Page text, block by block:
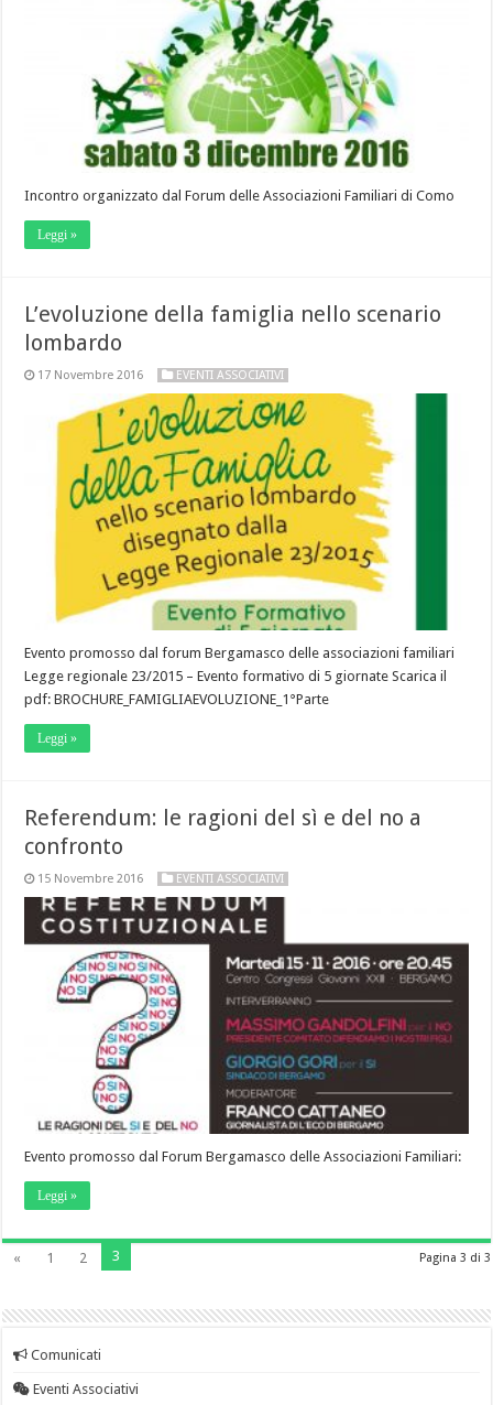
Incontro organizzato dal Forum delle Associazioni Familiari di Como
Leggi »
L’evoluzione della famiglia nello scenario
lombardo
17 Novembre 2016 EVENTI ASSOCIATIVI
Evento promosso dal forum Bergamasco delle associazioni familiari
Legge regionale 23/2015 – Evento formativo di 5 giornate Scarica il
pdf: BROCHURE_FAMIGLIAEVOLUZIONE_1°Parte
Leggi »
Referendum: le ragioni del sì e del no a
confronto
15 Novembre 2016 EVENTI ASSOCIATIVI
Evento promosso dal Forum Bergamasco delle Associazioni Familiari:
Leggi »
Pagina 3 di 3
« 1 2 3
Comunicati
Eventi Associativi